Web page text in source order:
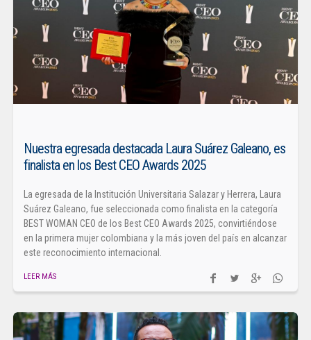
Nuestra egresada destacada Laura Suárez Galeano, es
finalista en los Best CEO Awards 2025
La egresada de la Institución Universitaria Salazar y Herrera, Laura
Suárez Galeano, fue seleccionada como finalista en la categoría
BEST WOMAN CEO de los Best CEO Awards 2025, convirtiéndose
en la primera mujer colombiana y la más joven del país en alcanzar
este reconocimiento internacional.
LEER MÁS